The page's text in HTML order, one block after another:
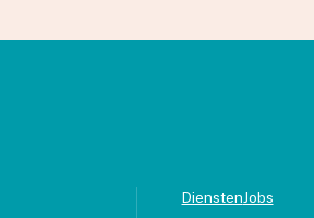
DienstenJobs